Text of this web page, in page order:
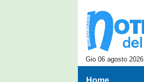
Gio 06 agosto 2026
Home